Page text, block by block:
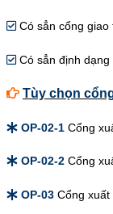
Có sẳn cổng giao
Có sẳn định
Tùy chọn
OP-02-1 Cổng
OP-02-2 Cổng
OP-03 Cổng xuất